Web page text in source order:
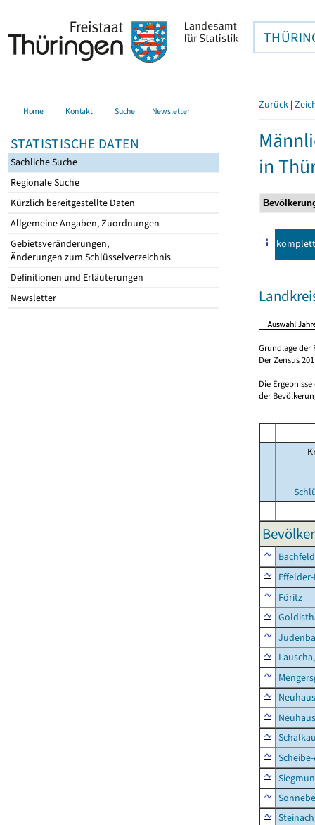
Home Kontakt Suche Newsletter
STATISTISCHE DATEN
Sachliche Suche
Regionale Suche
Kürzlich bereitgestellte Daten
Allgemeine Angaben, Zuordnungen
Gebietsveränderungen,
Änderungen zum Schlüsselverzeichnis
Definitionen und Erläuterungen
Newsletter
Zurück |
in
komplett
Grundlage der
Der Zensus
Die
der
Bachfeld
Föritz